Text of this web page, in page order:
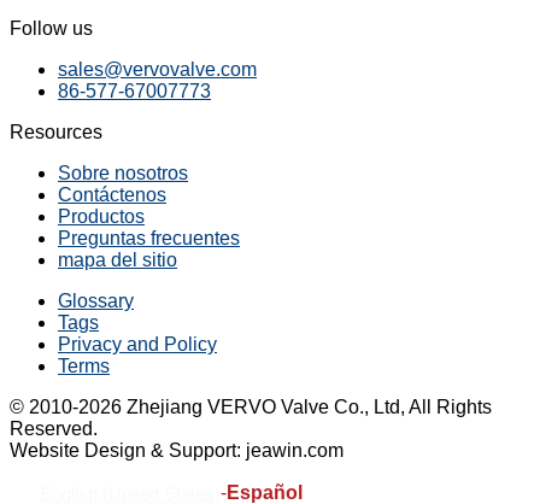
Follow us
sales@vervovalve.com
86-577-67007773
Resources
Sobre nosotros
Contáctenos
Productos
Preguntas frecuentes
mapa del sitio
Glossary
Tags
Privacy and Policy
Terms
© 2010-2026 Zhejiang VERVO Valve Co., Ltd, All Rights
Reserved.
Website Design & Support: jeawin.com
-Español